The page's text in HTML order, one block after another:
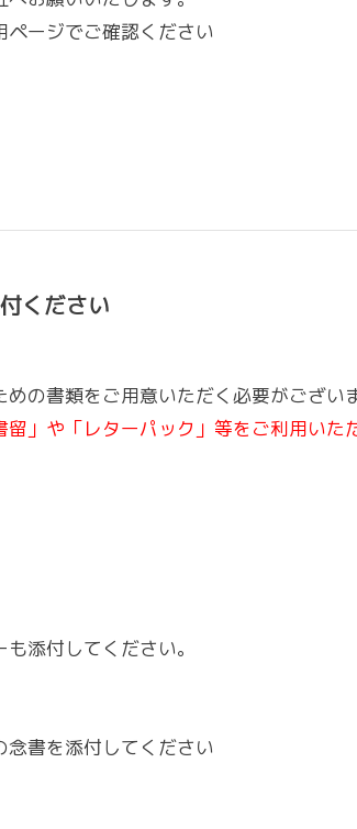
ージでご確認ください
ください
の書類をご用意いただく必要がございま
」や「レターパック」等をご利用い
添付してください。
書を添付してください